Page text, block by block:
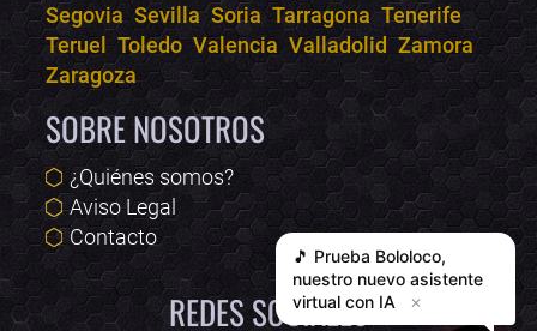
Segovia Sevilla Soria Tarragona Tenerife
Teruel Toledo Valencia Valladolid Zamora
Zaragoza
SOBRE NOSOTROS
¿Quiénes somos?
Aviso Legal
Contacto
REDES SOCIALES
🎵 Prueba Bololoco,
nuestro nuevo asistente
virtual con IA
✕